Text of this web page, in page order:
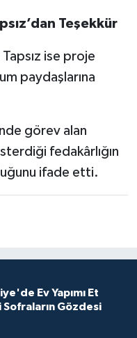
Teşekkür
ise proje
paydaşlarına
görev alan
fedakârlığın
ifade etti.
Ev Yapımı Et
Sofraların Gözdesi